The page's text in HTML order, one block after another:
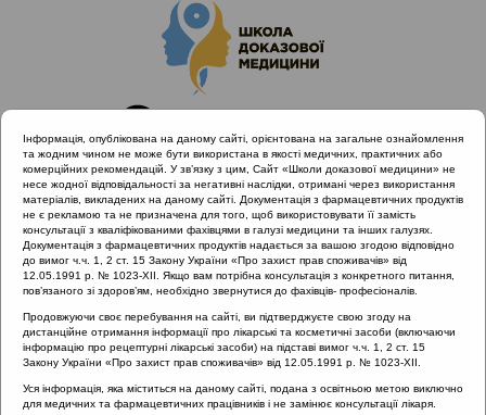
Головна
Проведені заходи
Антибіотикорезистентність при лікуванні загальних
захворювань ЛОР органів як міждисциплінарна проблема.
Фокус: Хронічний ринусинусит (Київ 28.02.2020)
Коли показане хірургічне лікування ХРС?
Інформація, опублікована на даному сайті, орієнтована на загальне ознайомлення
та жодним чином не може бути використана в якості медичних, практичних або
комерційних рекомендацій. У зв’язку з цим, Сайт «Школи доказової медицини» не
несе жодної відповідальності за негативні наслідки, отримані через використання
матеріалів, викладених на даному сайті. Документація з фармацевтичних продуктів
не є рекламою та не призначена для того, щоб використовувати її замість
консультації з кваліфікованими фахівцями в галузі медицини та інших галузях.
Документація з фармацевтичних продуктів надається за вашою згодою відповідно
до вимог ч.ч. 1, 2 ст. 15 Закону України «Про захист прав споживачів» від
12.05.1991 р. № 1023-XII. Якщо вам потрібна консультація з конкретного питання,
пов’язаного зі здоров’ям, необхідно звернутися до фахівців- професіоналів.
Продовжуючи своє перебування на сайті, ви підтверджуєте свою згоду на
дистанційне отримання інформації про лікарські та косметичні засоби (включаючи
інформацію про рецептурні лікарські засоби) на підставі вимог ч.ч. 1, 2 ст. 15
Закону України «Про захист прав споживачів» від 12.05.1991 р. № 1023-XII.
Уся інформація, яка міститься на даному сайті, подана з освітньою метою виключно
для медичних та фармацевтичних працівників і не замінює консультації лікаря.